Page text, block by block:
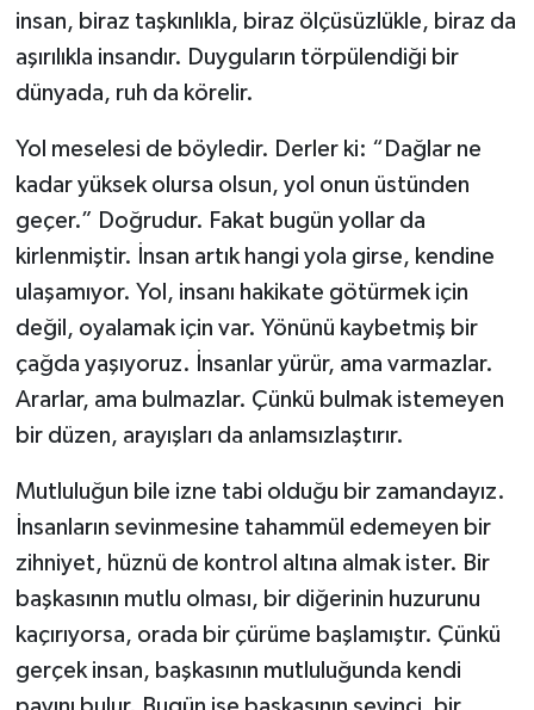
insan, biraz taşkınlıkla, biraz ölçüsüzlükle, biraz da
aşırılıkla insandır. Duyguların törpülendiği bir
dünyada, ruh da körelir.
Yol meselesi de böyledir. Derler ki: “Dağlar ne
kadar yüksek olursa olsun, yol onun üstünden
geçer.” Doğrudur. Fakat bugün yollar da
kirlenmiştir. İnsan artık hangi yola girse, kendine
ulaşamıyor. Yol, insanı hakikate götürmek için
değil, oyalamak için var. Yönünü kaybetmiş bir
çağda yaşıyoruz. İnsanlar yürür, ama varmazlar.
Ararlar, ama bulmazlar. Çünkü bulmak istemeyen
bir düzen, arayışları da anlamsızlaştırır.
Mutluluğun bile izne tabi olduğu bir zamandayız.
İnsanların sevinmesine tahammül edemeyen bir
zihniyet, hüznü de kontrol altına almak ister. Bir
başkasının mutlu olması, bir diğerinin huzurunu
kaçırıyorsa, orada bir çürüme başlamıştır. Çünkü
gerçek insan, başkasının mutluluğunda kendi